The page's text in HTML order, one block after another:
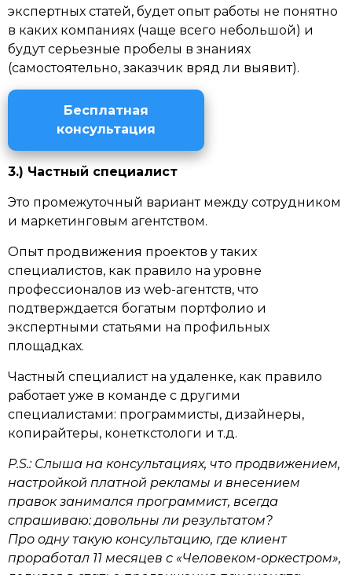
экспертных статей, будет опыт работы не понятно
в каких компаниях (чаще всего небольшой) и
будут серьезные пробелы в знаниях
(самостоятельно, заказчик вряд ли выявит).
Бесплатная
консультация
3.) Частный специалист
Это промежуточный вариант между сотрудником
и маркетинговым агентством.
Опыт продвижения проектов у таких
специалистов, как правило на уровне
профессионалов из web-агентств, что
подтверждается богатым портфолио и
экспертными статьями на профильных
площадках.
Частный специалист на удаленке, как правило
работает уже в команде с другими
специалистами: программисты, дизайнеры,
копирайтеры, конеткстологи и т.д.
P.S.: Слыша на консультациях, что продвижением,
настройкой платной рекламы и внесением
правок занимался программист, всегда
спрашиваю: довольны ли результатом?
Про одну такую консультацию, где клиент
проработал 11 месяцев с «Человеком-оркестром»,